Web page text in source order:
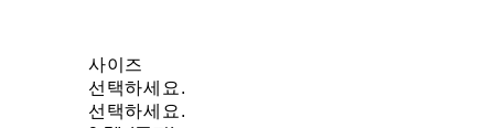
사이즈
선택하세요.
선택하세요.